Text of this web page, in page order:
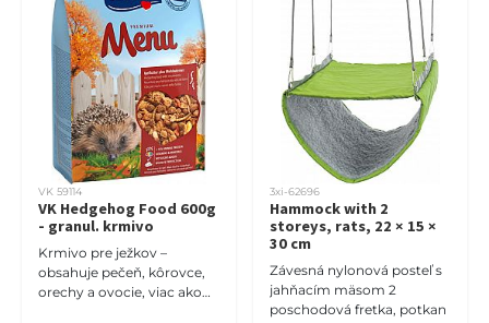
VK 59114
VK Hedgehog Food 600g
- granul. krmivo
Krmivo pre ježkov –
obsahuje pečeň, kôrovce,
orechy a ovocie, viac ako
3xi-62696
Hammock with 2
storeys, rats, 22 × 15 ×
30 cm
Závesná nylonová posteľ s
jahňacím mäsom 2
poschodová fretka, potkan